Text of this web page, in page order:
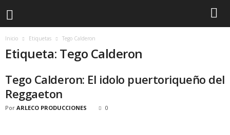
Inicio Etiquetas Tego Calderon
Etiqueta: Tego Calderon
Tego Calderon: El idolo puertoriqueño del
Reggaeton
Por ARLECO PRODUCCIONES 0